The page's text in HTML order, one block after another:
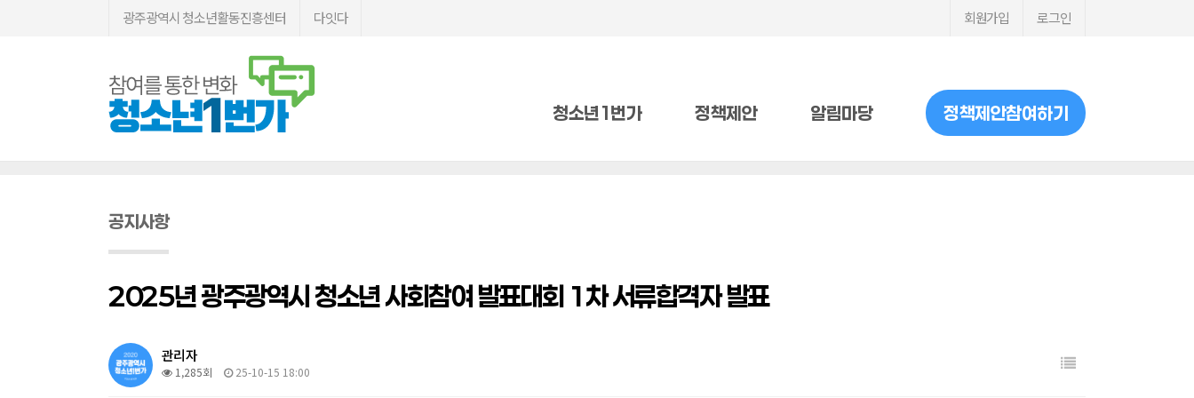
광주광역시 청소년활동진흥센터 다잇다 회원가입 로그인
청소년1번가 정책제안 알림마당 정책제안참여하기
공지사항
2025년 광주광역시 청소년 사회참여 발표대회 1차 서류합격자 발표
관리자
1,285회 25-10-15 18:00